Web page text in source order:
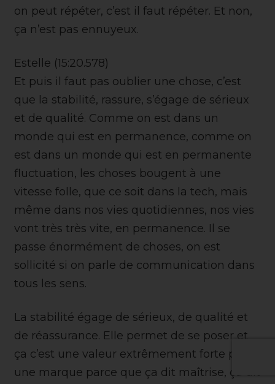
on peut répéter, c’est il faut répéter. Et non,
ça n’est pas ennuyeux.
Estelle (15:20.578)
Et puis il faut pas oublier une chose, c’est
que la stabilité, rassure, s’égage de sérieux
et de qualité. Comme on est dans un
monde qui est en permanence, comme on
est dans un monde qui est en permanente
fluctuation, les choses bougent à une
vitesse folle, que ce soit dans la tech, mais
même dans nos vies quotidiennes, nos vies
vont très très vite, en permanence. Il se
passe énormément de choses, on est
sollicité si on parle de communication dans
tous les sens.
La stabilité égage de sérieux, de qualité et
de réassurance. Elle permet de se poser et
ça c’est une valeur extrêmement forte pour
une marque parce que ça dit maîtrise, ça dit